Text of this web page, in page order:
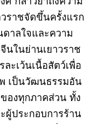
ราชจัดขึ้นครั้งแรก
ดาลใจและความ
นในย่านเยาวราช
ะเว้นเนื้อสัตว์เพื่อ
เป็นวัฒนธรรมอัน
องทุกภาคส่วน ทั้ง
ประกอบการร้าน